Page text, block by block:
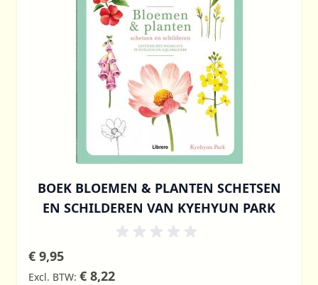
BOEK BLOEMEN & PLANTEN SCHETSEN
EN SCHILDEREN VAN KYEHYUN PARK
€ 9,95
€ 8,22